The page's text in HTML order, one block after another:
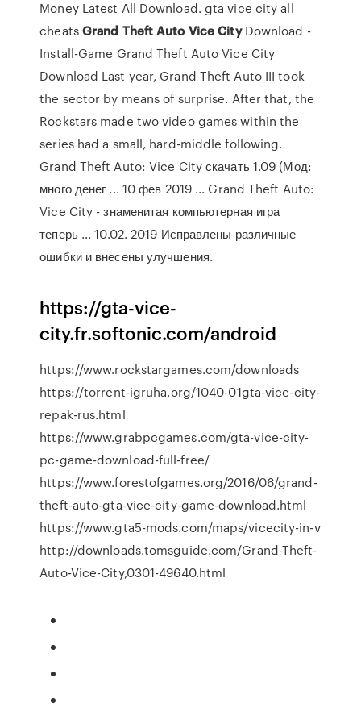
Money Latest All Download. gta vice city all
cheatsGrand Theft Auto Vice CityDownload -
Install-Game Grand Theft Auto Vice City
Download Last year, Grand Theft Auto III took
the sector by means of surprise. After that, the
Rockstars made two video games within the
series had a small, hard-middle following.
Grand Theft Auto: Vice City скачать 1.09 (Мод:
много денег ... 10 фев 2019 ... Grand Theft Auto:
Vice City - знаменитая компьютерная игра
теперь ... 10.02. 2019 Исправлены различные
ошибки и внесены улучшения.
https://gta-vice-
city.fr.softonic.com/android
https://www.rockstargames.com/downloads
https://torrent-igruha.org/1040-01gta-vice-city-
repak-rus.html
https://www.grabpcgames.com/gta-vice-city-
pc-game-download-full-free/
https://www.forestofgames.org/2016/06/grand-
theft-auto-gta-vice-city-game-download.html
https://www.gta5-mods.com/maps/vicecity-in-v
http://downloads.tomsguide.com/Grand-Theft-
Auto-Vice-City,0301-49640.html